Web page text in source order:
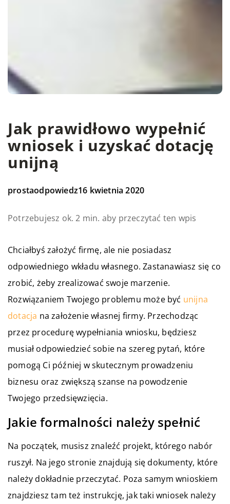
Jak prawidłowo wypełnić
wniosek i uzyskać dotację
unijną
prostaodpowiedz16 kwietnia 2020
Potrzebujesz ok. 2 min. aby przeczytać ten wpis
Chciałbyś założyć firmę, ale nie posiadasz
odpowiedniego wkładu własnego. Zastanawiasz się co
zrobić, żeby zrealizować swoje marzenie.
Rozwiązaniem Twojego problemu może być unijna
dotacja na założenie własnej firmy. Przechodząc
przez procedurę wypełniania wniosku, będziesz
musiał odpowiedzieć sobie na szereg pytań, które
pomogą Ci później w skutecznym prowadzeniu
biznesu oraz zwiększą szanse na powodzenie
Twojego przedsięwzięcia.
Jakie formalności należy spełnić
Na początek, musisz znaleźć projekt, którego nabór
ruszył. Na jego stronie znajdują się dokumenty, które
należy dokładnie przeczytać. Poza samym wnioskiem
znajdziesz tam też instrukcję, jak taki wniosek należy